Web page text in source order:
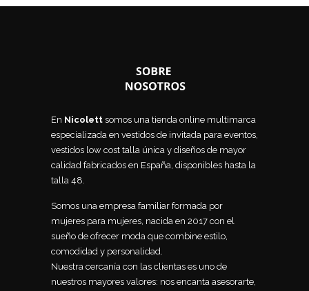
En Nicolett somos una tienda online multimarca
especializada en vestidos de invitada para eventos,
vestidos low cost talla única y diseños de mayor
calidad fabricados en España, disponibles hasta la
talla 48.
Somos una empresa familiar formada por
mujeres para mujeres, nacida en 2017 con el
sueño de ofrecer moda que combine estilo,
comodidad y personalidad.
Nuestra cercanía con las clientas es uno de
nuestros mayores valores: nos encanta asesorarte,